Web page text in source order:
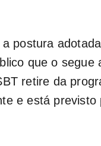
postura
que o
retire da
e está